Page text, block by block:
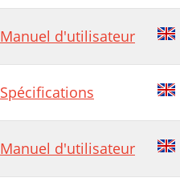
Manuel d'utilisateur
Spécifications
Manuel d'utilisateur